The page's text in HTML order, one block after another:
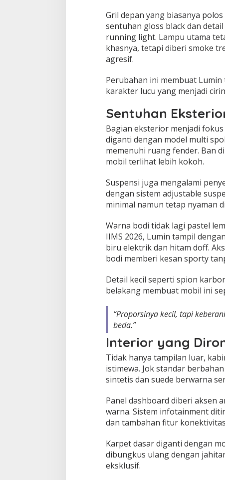
Gril depan yang biasanya
sentuhan gloss black dan
running light. Lampu utama
khasnya, tetapi diberi smoke
agresif.
Perubahan ini membuat
karakter lucu yang menjadi
Sentuhan
Bagian eksterior menjadi
diganti dengan model multi
memenuhi ruang fender. Ban
mobil terlihat lebih kokoh.
Suspensi juga mengalami
dengan sistem adjustable
minimal namun tetap nyaman
Warna bodi tidak lagi pastel
IIMS 2026, Lumin tampil
biru elektrik dan hitam doff.
bodi memberi kesan sporty
Detail kecil seperti spion
belakang membuat mobil ini
“Proporsinya kecil, tapi
beda.”
Interior yang
Tidak hanya tampilan luar,
istimewa. Jok standar
sintetis dan suede berwarna
Panel dashboard diberi aksen
warna. Sistem infotainment
dan tambahan fitur
Karpet dasar diganti dengan
dibungkus ulang dengan
eksklusif.